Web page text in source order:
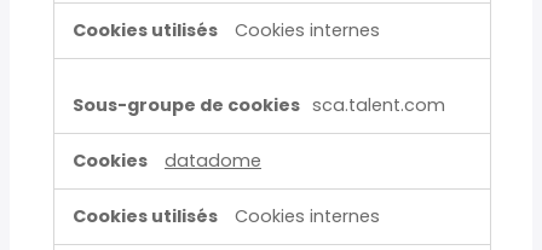
Cookies internes
sca.talent.com
datadome
Cookies internes